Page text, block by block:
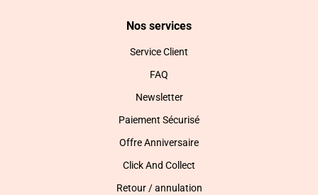
Nos services
Service Client
FAQ
Newsletter
Paiement Sécurisé
Offre Anniversaire
Click And Collect
Retour / annulation